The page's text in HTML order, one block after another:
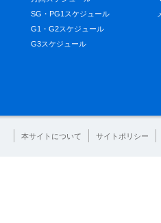
SG・PG1スケジュール
G1・G2スケジュール
G3スケジュール
本サイトについて サイトポリシー